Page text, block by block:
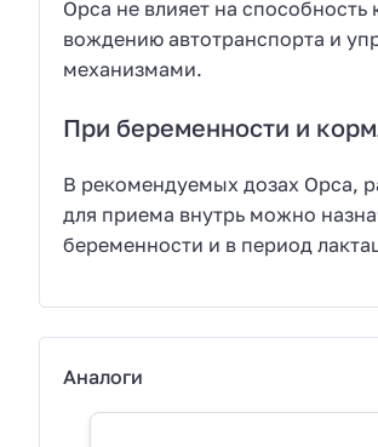
Орса не влияет на способность
вождению автотранспорта и
механизмами.
При беременности и
В рекомендуемых дозах Орса,
для приема внутрь можно
беременности и в период
Аналоги